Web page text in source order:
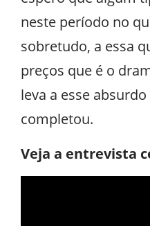
neste período no
sobretudo, a essa
preços que é o
leva a esse
completou.
Veja a entrevista